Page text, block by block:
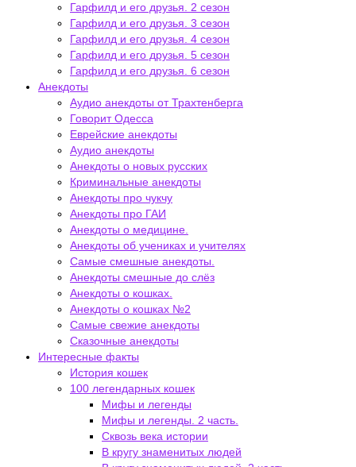
Гарфилд и его друзья. 2 сезон
Гарфилд и его друзья. 3 сезон
Гарфилд и его друзья. 4 сезон
Гарфилд и его друзья. 5 сезон
Гарфилд и его друзья. 6 сезон
Анекдоты
Аудио анекдоты от Трахтенберга
Говорит Одесса
Еврейские анекдоты
Аудио анекдоты
Анекдоты о новых русских
Криминальные анекдоты
Анекдоты про чукчу
Анекдоты про ГАИ
Анекдоты о медицине.
Анекдоты об учениках и учителях
Самые смешные анекдоты.
Анекдоты смешные до слёз
Анекдоты о кошках.
Анекдоты о кошках №2
Самые свежие анекдоты
Сказочные анекдоты
Интересные факты
История кошек
100 легендарных кошек
Мифы и легенды
Мифы и легенды. 2 часть.
Сквозь века истории
В кругу знаменитых людей